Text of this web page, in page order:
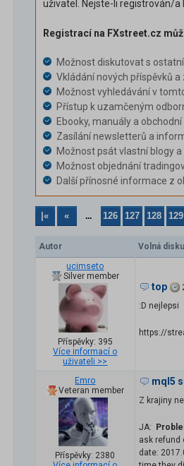
uživatel. Nejste-li registrován/a
Registrací na FXstreet.cz
Možnost diskutovat s
Vkládání nových příspěvků
Možnost vyhledávání v
Přístup k uzamčeným
Ebooky, manuály a
Zasílání newsletterů a
Možnost psát vlastní blogy a
Možnost objednání
Další přínosné informace z
|« « ... 126 127 128 129
Autor Volná
ucimseto
Silver member
Příspěvky: 395
Více informací o
uživateli >>
top
:D nejlepsi
https://
Emro
Veteran member
Příspěvky: 2380
mql5
Z krajiny
JA:
ask refund
date: